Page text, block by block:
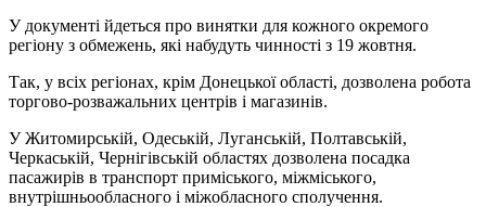
У документі йдеться про винятки для кожного окремого
регіону з обмежень, які набудуть чинності з 19 жовтня.
Так, у всіх регіонах, крім Донецької області, дозволена робота
торгово-розважальних центрів і магазинів.
У Житомирській, Одеській, Луганській, Полтавській,
Черкаській, Чернігівській областях дозволена посадка
пасажирів в транспорт приміського, міжміського,
внутрішньообласного і міжобласного сполучення.